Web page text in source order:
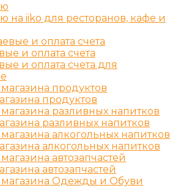
на iiko для ресторанов, кафе и
и оплата счета
и оплата счета для
продуктов
разливных напитков
алкогольных напитков
автозапчастей